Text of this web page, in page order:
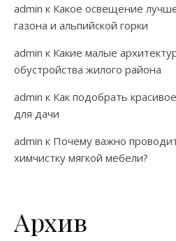
admin к Какое освещение
газона и альпийской горки
admin к Какие малые
обустройства жилого района
admin к Как подобрать
для дачи
admin к Почему важно
химчистку мягкой мебели?
Архив